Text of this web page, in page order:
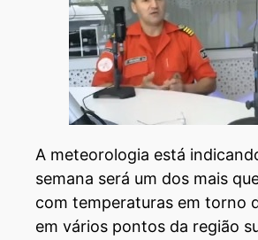
A meteorologia está
semana será um dos mais
com temperaturas em torno
em vários pontos da região